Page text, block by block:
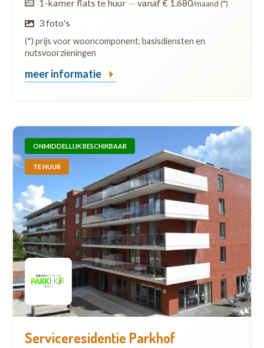
1-kamer flats te huur — vanaf € 1.680/maand (*)
3 foto's
(*) prijs voor wooncomponent, basisdiensten en
nutsvoorzieningen
meer informatie
ONMIDDELLIJK BESCHIKBAAR
TE HUUR
Serviceresidentie Parkhof